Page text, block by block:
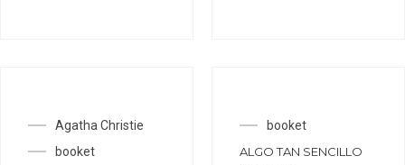
Agatha Christie
booket
booket
ALGO TAN SENCILLO